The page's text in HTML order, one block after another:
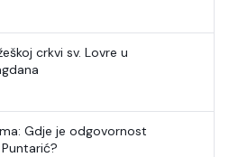
crkvi sv. Lovre u
Gdje je odgovornost